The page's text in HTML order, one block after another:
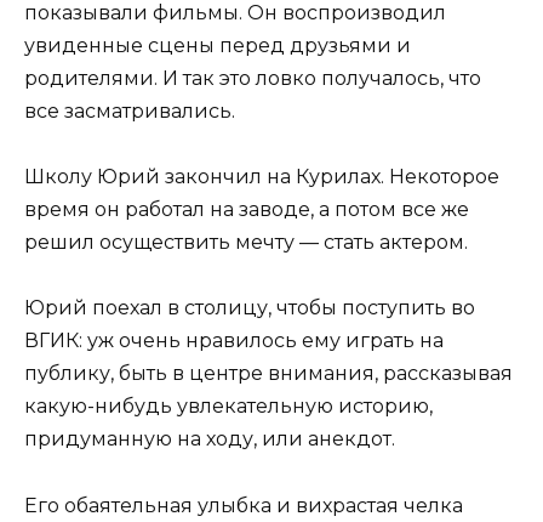
показывали фильмы. Он воспроизводил
увиденные сцены перед друзьями и
родителями. И так это ловко получалось, что
все засматривались.
Школу Юрий закончил на Курилах. Некоторое
время он работал на заводе, а потом все же
решил осуществить мечту — стать актером.
Юрий поехал в столицу, чтобы поступить во
ВГИК: уж очень нравилось ему играть на
публику, быть в центре внимания, рассказывая
какую-нибудь увлекательную историю,
придуманную на ходу, или анекдот.
Его обаятельная улыбка и вихрастая челка